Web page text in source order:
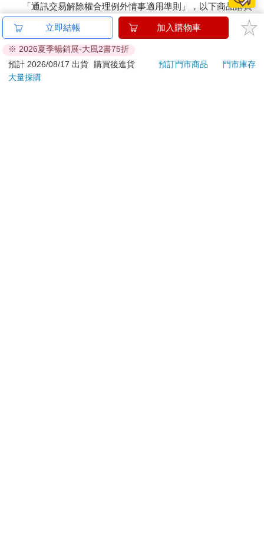
「通訊交易解除權合理例外情事適用準則」，以下商品購買
後，除商品本身有瑕疵外，將不提供7天的猶豫期：
易於腐敗、保存期限較短或解約時即將逾期。（如：生
鮮食品）
依消費者要求所為之客製化給付。（客製化商品）
報紙、期刊或雜誌。（含MOOK、外文雜誌）
立即結帳 加入購物車
※ 2026夏季暢銷展-大風2書75折
預計 2026/08/17 出貨
購買後進貨 預訂門市商品
門市庫存
大量採購